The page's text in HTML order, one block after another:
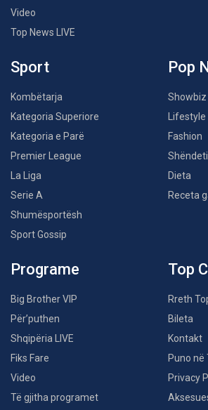
Video
Top News LIVE
Sport
Kombëtarja
Kategoria Superiore
Kategoria e Parë
Premier League
La Liga
Serie A
Shumësportësh
Sport Gossip
Pop
Showbiz
Lifestyle
Fashion
Shëndeti
Dieta
Receta
Programe
Big Brother VIP
Për’puthen
Shqipëria LIVE
Fiks Fare
Video
Të gjitha programet
Top
Rreth
Bileta
Kontakt
Puno në
Privacy